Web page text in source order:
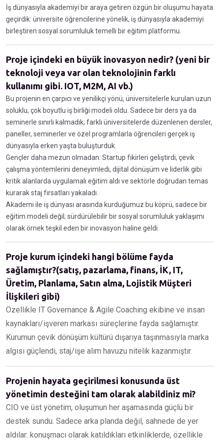
İş dünyasıyla akademiyi bir araya getiren özgün bir oluşumu hayata
geçirdik: üniversite öğrencilerine yönelik, iş dünyasıyla akademiyi
birleştiren sosyal sorumluluk temelli bir eğitim platformu.
Proje içindeki en büyük inovasyon nedir? (yeni bir
teknoloji veya var olan teknolojinin farklı
kullanımı gibi. IOT, M2M, AI vb.)
Bu projenin en çarpıcı ve yenilikçi yönü, üniversitelerle kurulan uzun
soluklu, çok boyutlu iş birliği modeli oldu. Sadece bir ders ya da
seminerle sınırlı kalmadık; farklı üniversitelerde düzenlenen dersler,
paneller, seminerler ve özel programlarla öğrencileri gerçek iş
dünyasıyla erken yaşta buluşturduk.
Gençler daha mezun olmadan: Startup fikirleri geliştirdi, çevik
çalışma yöntemlerini deneyimledi, dijital dönüşüm ve liderlik gibi
kritik alanlarda uygulamalı eğitim aldı ve sektörle doğrudan temas
kurarak staj fırsatları yakaladı.
Akademi ile iş dünyası arasında kurduğumuz bu köprü, sadece bir
eğitim modeli değil; sürdürülebilir bir sosyal sorumluluk yaklaşımı
olarak örnek teşkil eden bir inovasyon haline geldi.
Proje kurum içindeki hangi bölüme fayda
sağlamıştır?(satış, pazarlama, finans, İK, IT,
Üretim, Planlama, Satın alma, Lojistik Müşteri
İlişkileri gibi)
Özellikle IT Governance & Agile Coaching ekibine ve insan
kaynakları/işveren markası süreçlerine fayda sağlamıştır.
Kurumun çevik dönüşüm kültürü dışarıya taşınmasıyla marka
algısı güçlendi, staj/işe alım havuzu nitelik kazanmıştır.
Projenin hayata geçirilmesi konusunda üst
yönetimin desteğini tam olarak alabildiniz mi?
CIO ve üst yönetim, oluşumun her aşamasında güçlü bir
destek sundu. Sadece arka planda değil, sahnede de yer
aldılar: konuşmacı olarak katıldıkları etkinliklerde, özellikle